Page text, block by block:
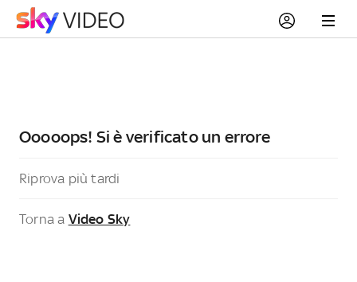
Ooooops! Si è verificato un errore
Riprova più tardi
Torna a Video Sky